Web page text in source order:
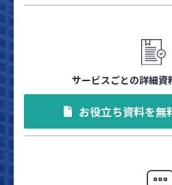
サービスごとの詳細資
お役立ち資料を無